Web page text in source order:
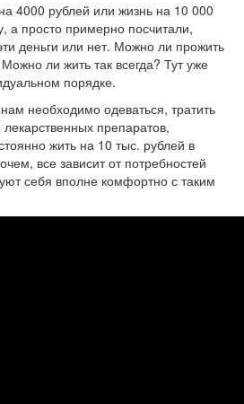
4000 рублей или жизнь на 10 000
а просто примерно посчитали,
деньги или нет. Можно ли прожить
ли жить так всегда? Тут уже
порядке.
необходимо одеваться, тратить
препаратов,
жить на 10 тыс. рублей в
все зависит от потребностей
себя вполне комфортно с таким